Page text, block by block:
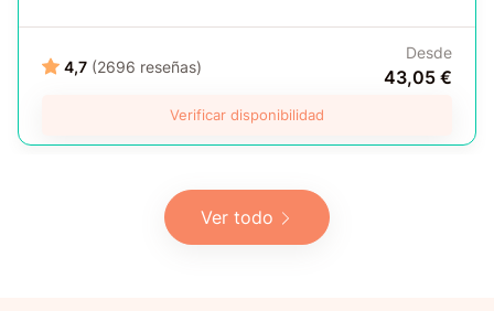
4,7 (2696 reseñas)
Desde
43,05 €
Verificar disponibilidad
Ver todo